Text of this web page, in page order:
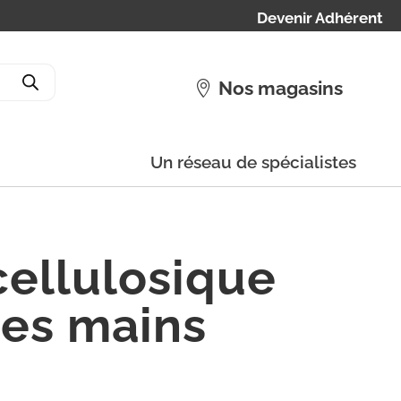
Devenir Adhérent
Nos magasins
Un réseau de spécialistes
mains